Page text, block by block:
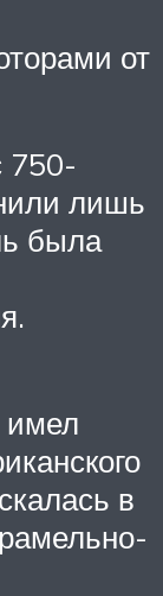
от
750-
лишь
была
имел
в